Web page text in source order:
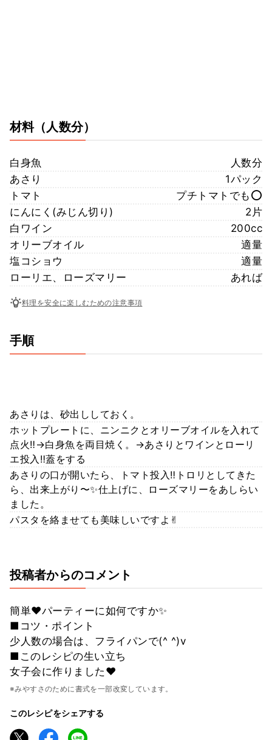
材料（人数分）
白身魚
人数分
あさり
1パック
トマト
プチトマトでも⭕️
にんにく(みじん切り)
2片
白ワイン
200cc
オリーブオイル
適量
塩コショウ
適量
ローリエ、ローズマリー
あれば
料理を安全に楽しむための注意事項
手順
あさりは、砂出ししておく。
ホットプレートに、ニンニクとオリーブオイルを入れて
点火‼️→白身魚を両目焼く。→あさりとワインとローリ
エ投入‼️蓋をする
あさりの口が開いたら、トマト投入‼️トロリとしてきた
ら、出来上がり〜✨仕上げに、ローズマリーをあしらい
ました。
パスタを絡ませても美味しいですよ✌︎
投稿者からのコメント
簡単❤️パーティーに如何ですか✨
■コツ・ポイント
少人数の場合は、フライパンで(^ ^)v
■このレシピの生い立ち
女子会に作りました❤️
※みやすさのために書式を一部改変しています。
このレシピをシェアする